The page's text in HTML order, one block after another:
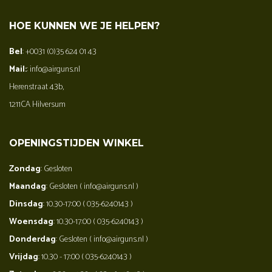
HOE KUNNEN WE JE HELPEN?
Bel: +0031 (0)35 624 01 43
Mail:: info@airguns.nl
Herenstraat 43b,
1211CA Hilversum
OPENINGSTIJDEN WINKEL
Zondag: Gesloten
Maandag: Gesloten ( info@airguns.nl )
Dinsdag: 10.30-17:00 ( 035-6240143 )
Woensdag: 10.30-17:00 ( 035-6240143 )
Donderdag: Gesloten ( info@airguns.nl )
Vrijdag: 10.30 - 17:00 ( 035-6240143 )